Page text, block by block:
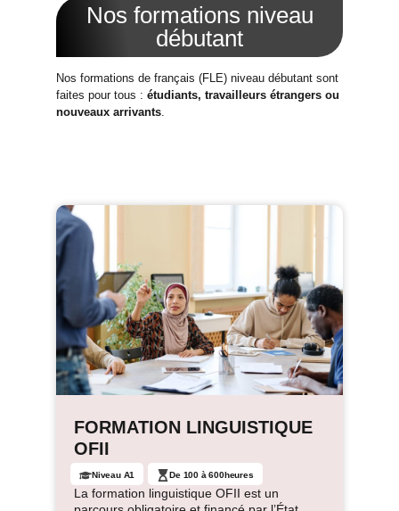
Nos formations niveau
débutant
Nos formations de français (FLE) niveau débutant sont
faites pour tous : étudiants, travailleurs étrangers ou
nouveaux arrivants
FORMATION LINGUISTIQUE
OFII
Niveau A1 De 100 à 600heures
La formation linguistique OFII est un